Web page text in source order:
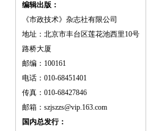
编辑出版：
《市政技术》杂志社有限公司
地址：北京市丰台区莲花池西里10号
路桥大厦
邮编：100161
电话：010-68451401
传真：010-68427846
邮箱：szjszzs@vip.163.com
国内总发行：